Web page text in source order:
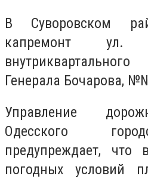
В Суворовском
капремонт ул.
Генерала Бочарова,
Управление
Одесского
предупреждает, что
погодных условий